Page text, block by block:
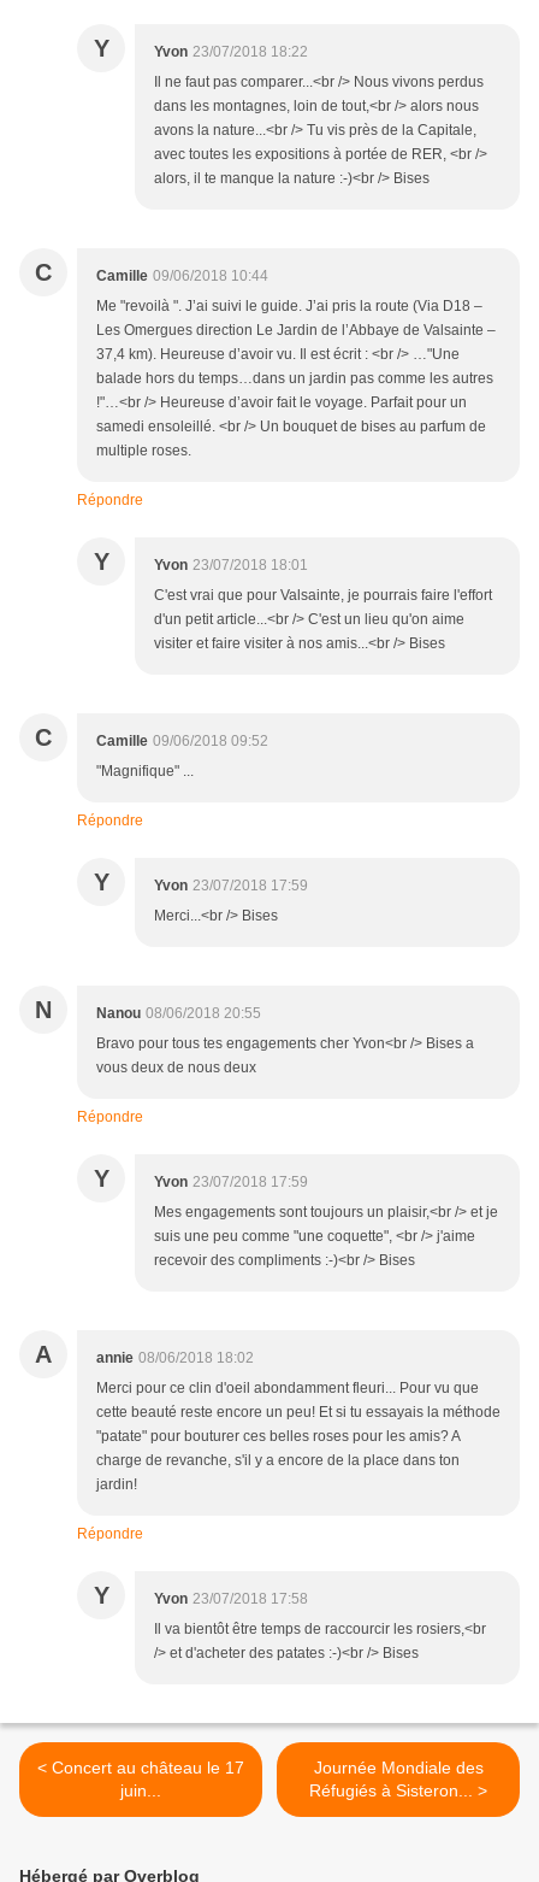
Y Yvon 23/07/2018 18:22
Il ne faut pas comparer...<br /> Nous vivons perdus
dans les montagnes, loin de tout,<br /> alors nous
avons la nature...<br /> Tu vis près de la Capitale,
avec toutes les expositions à portée de RER, <br />
alors, il te manque la nature :-)<br /> Bises
C Camille 09/06/2018 10:44
Me "revoilà ". J’ai suivi le guide. J’ai pris la route (Via D18 –
Les Omergues direction Le Jardin de l’Abbaye de Valsainte –
37,4 km). Heureuse d’avoir vu. Il est écrit : <br /> …"Une
balade hors du temps…dans un jardin pas comme les autres
!"…<br /> Heureuse d’avoir fait le voyage. Parfait pour un
samedi ensoleillé. <br /> Un bouquet de bises au parfum de
multiple roses.
Répondre
Y Yvon 23/07/2018 18:01
C'est vrai que pour Valsainte, je pourrais faire l'effort
d'un petit article...<br /> C'est un lieu qu'on aime
visiter et faire visiter à nos amis...<br /> Bises
C Camille 09/06/2018 09:52
"Magnifique" ...
Répondre
Y Yvon 23/07/2018 17:59
Merci...<br /> Bises
N Nanou 08/06/2018 20:55
Bravo pour tous tes engagements cher Yvon<br /> Bises a
vous deux de nous deux
Répondre
Y Yvon 23/07/2018 17:59
Mes engagements sont toujours un plaisir,<br /> et je
suis une peu comme "une coquette", <br /> j'aime
recevoir des compliments :-)<br /> Bises
A annie 08/06/2018 18:02
Merci pour ce clin d'oeil abondamment fleuri... Pour vu que
cette beauté reste encore un peu! Et si tu essayais la méthode
"patate" pour bouturer ces belles roses pour les amis? A
charge de revanche, s'il y a encore de la place dans ton
jardin!
Répondre
Y Yvon 23/07/2018 17:58
Il va bientôt être temps de raccourcir les rosiers,<br
/> et d'acheter des patates :-)<br /> Bises
< Concert au château le 17
juin...
Journée Mondiale des
Réfugiés à Sisteron... >
Hébergé par Overblog